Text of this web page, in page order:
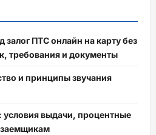
ПТС онлайн на карту без
требования и документы
и принципы звучания
выдачи, процентные
заемщикам